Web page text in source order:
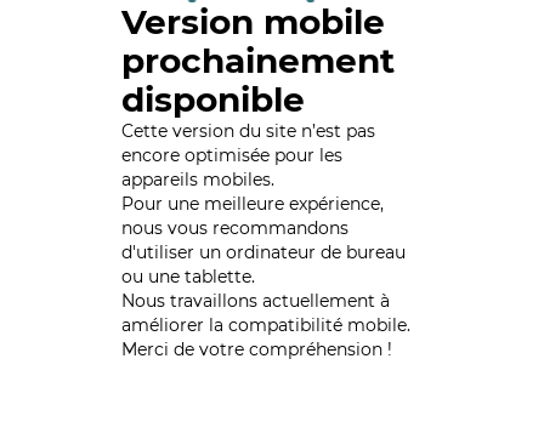
Version mobile
prochainement
disponible
Cette version du site n’est pas
encore optimisée pour les
appareils mobiles.
Pour une meilleure expérience,
nous vous recommandons
d'utiliser un ordinateur de bureau
ou une tablette.
Nous travaillons actuellement à
améliorer la compatibilité mobile.
Merci de votre compréhension !